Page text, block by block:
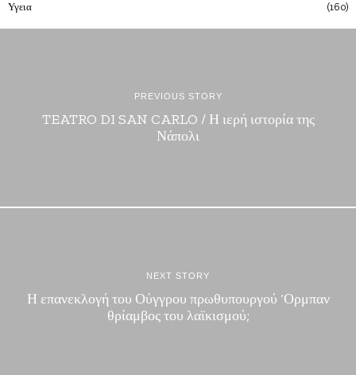
Υγεια 160
PREVIOUS STORY
TEATRO DI SAN CARLO / Η ιερή ιστορία της
Νάπολι
NEXT STORY
Η επανεκλογή του Ούγγρου πρωθυπουργού ‘Ορμπαν
θρίαμβος του λαϊκισμού;